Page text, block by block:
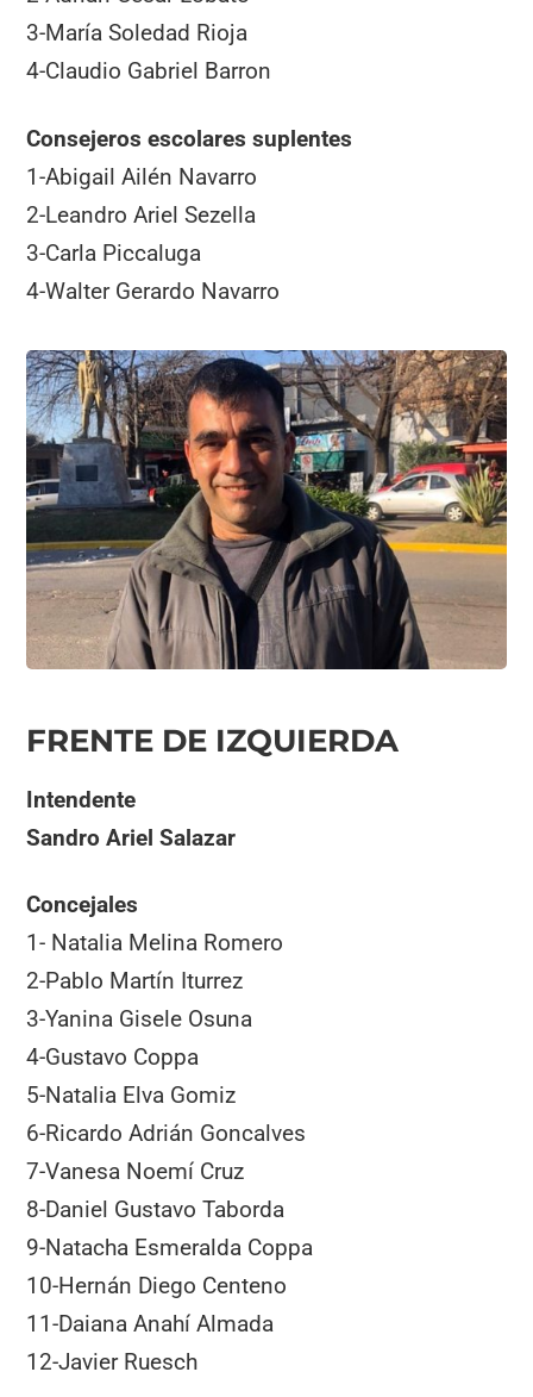
3-María Soledad Rioja
4-Claudio Gabriel Barron
Consejeros escolares suplentes
1-Abigail Ailén Navarro
2-Leandro Ariel Sezella
3-Carla Piccaluga
4-Walter Gerardo Navarro
FRENTE DE IZQUIERDA
Intendente
Sandro Ariel Salazar
Concejales
1- Natalia Melina Romero
2-Pablo Martín Iturrez
3-Yanina Gisele Osuna
4-Gustavo Coppa
5-Natalia Elva Gomiz
6-Ricardo Adrián Goncalves
7-Vanesa Noemí Cruz
8-Daniel Gustavo Taborda
9-Natacha Esmeralda Coppa
10-Hernán Diego Centeno
11-Daiana Anahí Almada
12-Javier Ruesch